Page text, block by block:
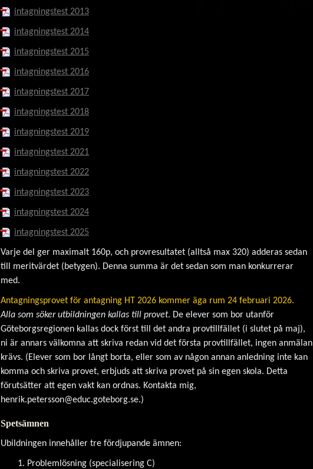
intagningstest 2013
intagningstest 2014
intagningstest 2015
intagningstest 2016
intagningstest 2017
intagningstest 2018
intagningstest 2019
intagningstest 2021
intagningstest 2022
intagningstest 2023
intagningstest 2024
intagningstest 2025
Varje del ger maximalt 160p, och provresultatet (alltså max 320) adderas sedan
till meritvärdet (betygen). Denna summa är det sedan som man konkurrerar
med.
Antagningsprovet för antagning HT 2026 kommer äga rum 24 februari 2026.
Alla som söker utbildningen kallas till provet. De elever som bor utanför
Göteborgsregionen kallas dock först till det andra provtillfället (i slutet på maj),
ni är annars välkomna att skriva redan vid det första provtillfället, ingen anmälan
krävs. (Elever som bor långt borta, eller som av någon annan anledning inte kan
komma och skriva provet, erbjuds att skriva provet på sin egen skola. Detta
förutsätter att egen vakt kan ordnas. Kontakta mig,
henrik.petersson@educ.goteborg.se.)
Spetsämnen
Ubildningen innehåller tre fördjupande ämnen:
Problemlösning (specialisering C)